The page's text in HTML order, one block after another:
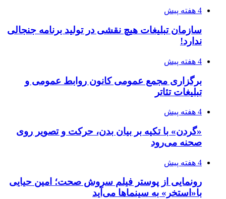
4 هفته پیش
سازمان تبلیغات هیچ نقشی در تولید برنامه جنجالی
ندارد!
4 هفته پیش
برگزاری مجمع عمومی کانون روابط عمومی و
تبلیغات تئاتر
4 هفته پیش
«گردن» با تکیه بر بیان بدن، حرکت و تصویر روی
صحنه می‌رود
4 هفته پیش
رونمایی از پوستر فیلم سروش صحت؛ امین حیایی
با«استخر» به سینماها می‌آید